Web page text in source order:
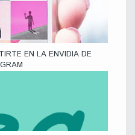
EN LA ENVIDIA DE